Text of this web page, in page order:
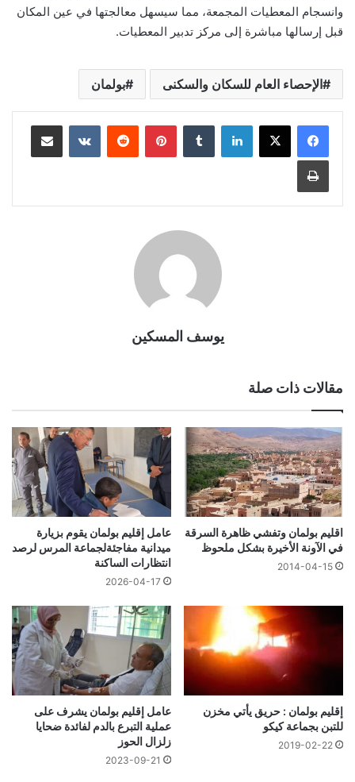
وانسجام المعطيات المجمعة، مما سيسهل معالجتها في عين المكان
قبل إرسالها مباشرة إلى مركز تدبير المعطيات.
الإحصاء العام للسكان والسكنى بولمان
لينكدإن بينتيريست مشاركة عبر البريد
طباعة
يوسف المسكين
مقالات ذات صلة
اقليم بولمان وتفشي ظاهرة السرقة
في الآونة الأخيرة بشكل ملحوظ
2014-04-15
عامل إقليم بولمان يقوم بزيارة
ميدانية مفاجئةلجماعة المرس لرصد
انتظارات الساكنة
2026-04-17
إقليم بولمان : حريق يأتي مخزن
للتبن بجماعة كيكو
2019-02-22
عامل إقليم بولمان يشرف على
عملية التبرع بالدم لفائدة ضحايا
زلزال الحوز
2023-09-21